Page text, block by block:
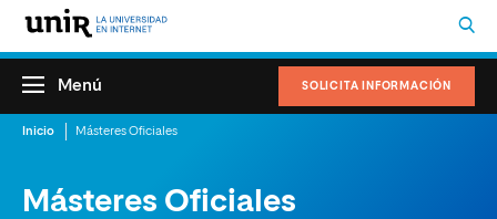
SOLICITA INFORMACIÓN
Menú
Inicio Másteres Oficiales
Másteres Oficiales